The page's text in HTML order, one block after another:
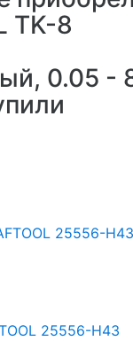
TK-8
0.05 -
25556-H43